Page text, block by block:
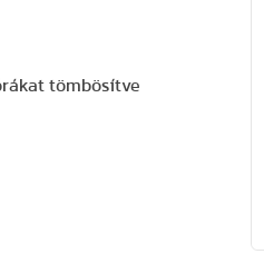
tömbösítve